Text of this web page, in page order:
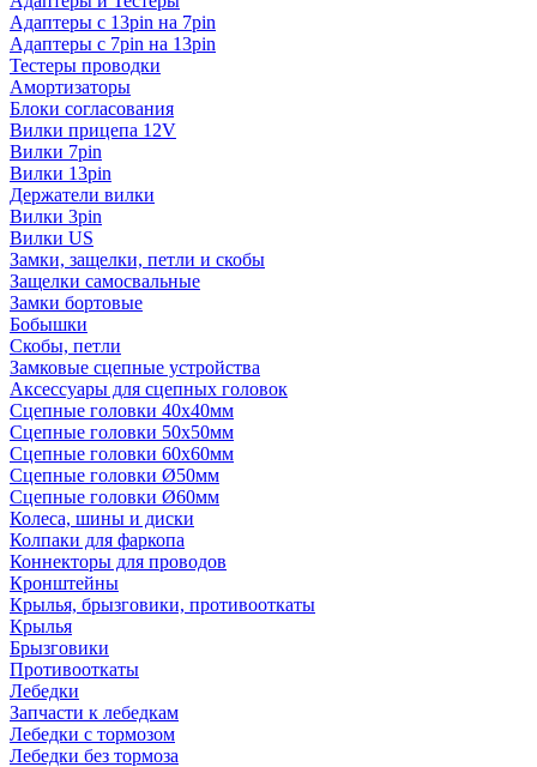
Адаптеры с 13pin на 7pin
Адаптеры с 7pin на 13pin
Тестеры проводки
Амортизаторы
Блоки согласования
Вилки прицепа 12V
Вилки 7pin
Вилки 13pin
Держатели вилки
Вилки 3pin
Вилки US
Замки, защелки, петли и скобы
Защелки самосвальные
Замки бортовые
Бобышки
Скобы, петли
Замковые сцепные устройства
Аксессуары для сцепных головок
Сцепные головки 40x40мм
Сцепные головки 50x50мм
Сцепные головки 60x60мм
Сцепные головки Ø50мм
Сцепные головки Ø60мм
Колеса, шины и диски
Колпаки для фаркопа
Коннекторы для проводов
Кронштейны
Крылья, брызговики, противооткаты
Крылья
Брызговики
Противооткаты
Лебедки
Запчасти к лебедкам
Лебедки с тормозом
Лебедки без тормоза